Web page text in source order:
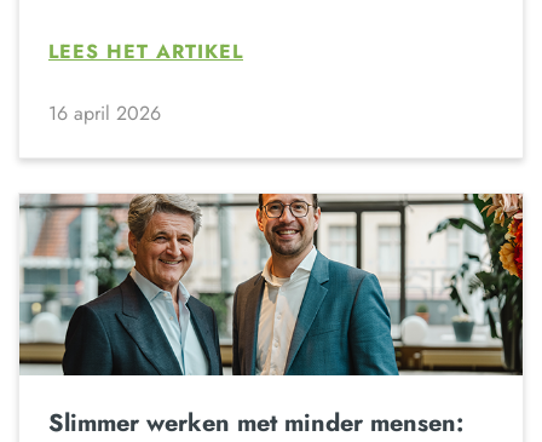
LEES HET ARTIKEL
16 april 2026
Slimmer werken met minder mensen: